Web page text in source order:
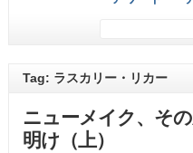
Tag: ラスカリー・リカー
ニューメイク、そ
明け（上）